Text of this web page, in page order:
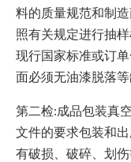
料的质量规范和制
照有关规定进行抽
现行国家标准或订
面必须无油漆脱落
第二检:成品包装真
文件的要求包装和
有破损、破碎、划